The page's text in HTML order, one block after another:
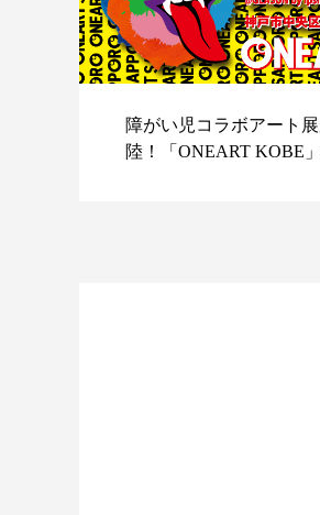
障がい児コラボアート
陸！「ONEART KOBE